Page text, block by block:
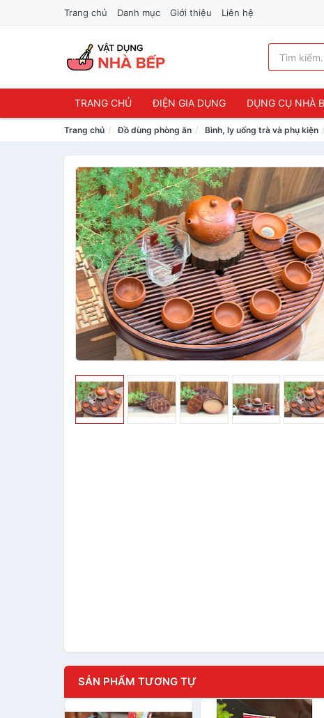
Trang chủ Danh mục Giới thiệu Liên hệ
TRANG CHỦ ĐIỆN GIA DỤNG DỤNG CỤ NHÀ
Trang chủ Đồ dùng phòng ăn Bình, ly uống trà và phụ kiện
SẢN PHẨM TƯƠNG TỰ